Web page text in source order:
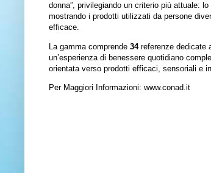
donna”, privilegiando un criterio più attuale:
mostrando i prodotti utilizzati da persone
efficace.
La gamma comprende 34referenze dedicate
un’esperienza di benessere quotidiano
orientata verso prodotti efficaci, sensoriali e
Per Maggiori Informazioni: www.conad.it